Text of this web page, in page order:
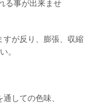
る事が出来ませ
すが反り、膨張、収縮
。
しての色味、